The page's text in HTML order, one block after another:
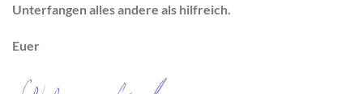
Unterfangen alles andere als hilfreich.
Euer